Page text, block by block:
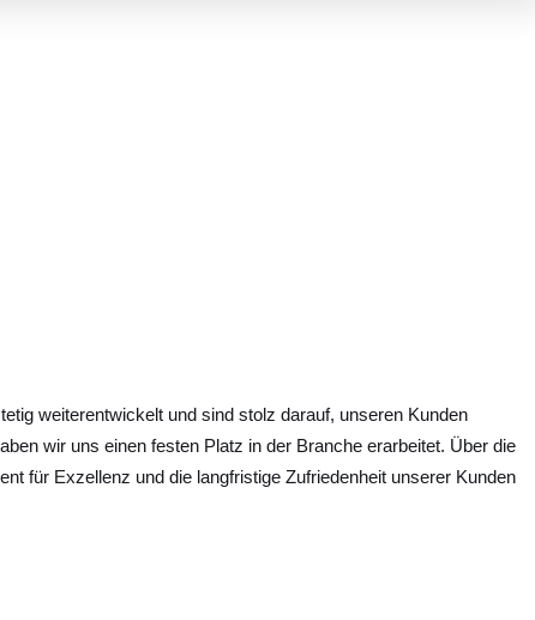
weiterentwickelt und sind stolz darauf, unseren Kunden
wir uns einen festen Platz in der Branche erarbeitet. Über die
für Exzellenz und die langfristige Zufriedenheit unserer Kunden